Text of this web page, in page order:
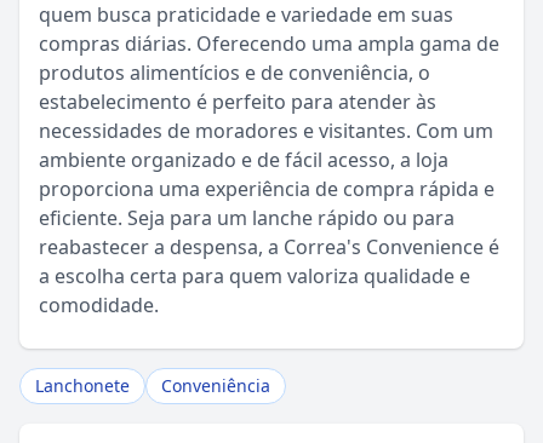
quem busca praticidade e variedade em suas
compras diárias. Oferecendo uma ampla gama de
produtos alimentícios e de conveniência, o
estabelecimento é perfeito para atender às
necessidades de moradores e visitantes. Com um
ambiente organizado e de fácil acesso, a loja
proporciona uma experiência de compra rápida e
eficiente. Seja para um lanche rápido ou para
reabastecer a despensa, a Correa's Convenience é
a escolha certa para quem valoriza qualidade e
comodidade.
Lanchonete Conveniência
Sou Turista em Águas da Prata
Sou Morador